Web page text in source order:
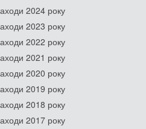
2024 року
2023 року
2022 року
2021 року
2020 року
2019 року
2018 року
2017 року